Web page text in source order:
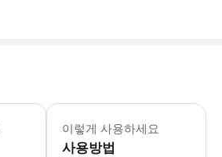
일본 이외의 정부에서 발행한 여권(패
이렇게 사용하세요
사용방법